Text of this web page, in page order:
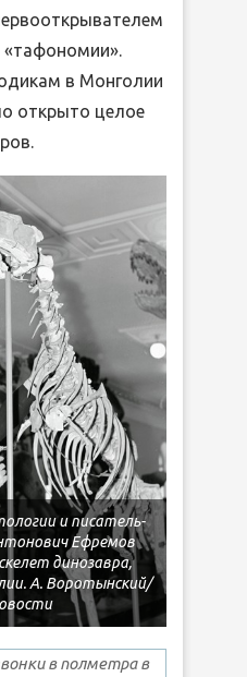
в Монголии
открыто целое
и писатель-
Ефремов
динозавра,
А. Воротынский/
в полметра в